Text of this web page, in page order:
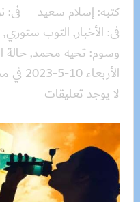
كتبه: إسلام سعيد فى:
فى: الأخبار, التوب ستوري,
وسوم: تحيه محمد, حالة
الأربعاء 10-5-2023 في مصر
لا يوجد تعليقات